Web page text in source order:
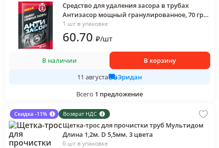
Средство для удаления засора в трубах
Антизасор мощный гранулированное, 70 гр.,
саше
1 шт в упаковке
60.70 ₽/шт
В наличии
В корзину
11 августа
Эридан
Всего 1 предложение
Скидка -11% Возврат НДС
Щетка-трос для прочистки труб Мультидом
Длина 1,2м. D 5,5мм. 3 цвета
6 шт в упаковке